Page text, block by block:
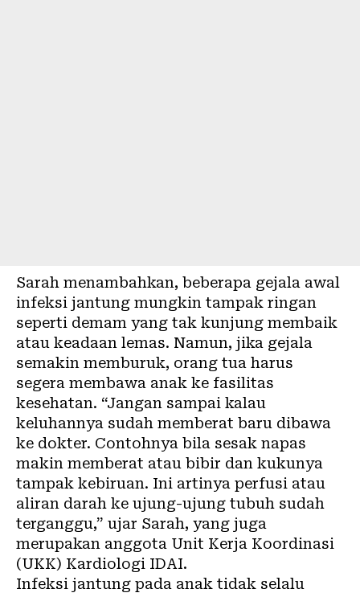
Sarah menambahkan, beberapa gejala awal
infeksi jantung mungkin tampak ringan
seperti demam yang tak kunjung membaik
atau keadaan lemas. Namun, jika gejala
semakin memburuk, orang tua harus
segera membawa anak ke fasilitas
kesehatan. “Jangan sampai kalau
keluhannya sudah memberat baru dibawa
ke dokter. Contohnya bila sesak napas
makin memberat atau bibir dan kukunya
tampak kebiruan. Ini artinya perfusi atau
aliran darah ke ujung-ujung tubuh sudah
terganggu,” ujar Sarah, yang juga
merupakan anggota Unit Kerja Koordinasi
(UKK) Kardiologi IDAI.
Infeksi jantung pada anak tidak selalu